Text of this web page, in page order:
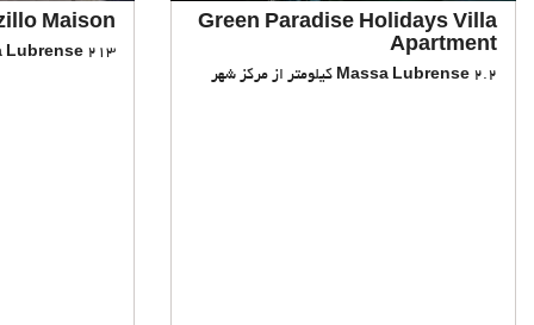
Green Paradise Holidays Villa
Apartment
Massa Lubrense 2.2 کیلومتر از مرکز شهر
Maison
Lubrense 213 متر از مرکز شهر